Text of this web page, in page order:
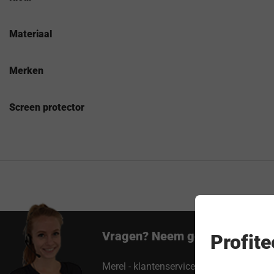
Materiaal
Merken
Screen protector
Vragen? Neem gerust contact
Merel - klantenservice